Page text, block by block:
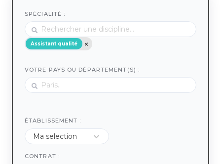
SPÉCIALITÉ :
Assistant qualité
VOTRE PAYS OU DÉPARTEMENT(S) :
ÉTABLISSEMENT :
CONTRAT :